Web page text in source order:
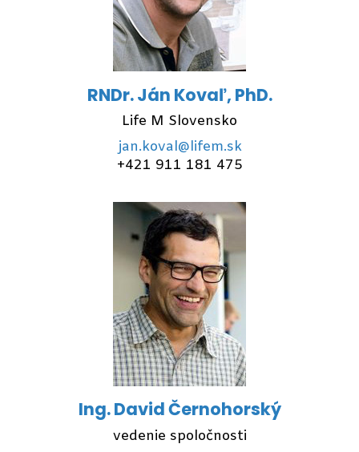
RNDr. Ján Kovaľ, PhD.
Life M Slovensko
jan.koval@lifem.sk
+421 911 181 475
Ing. David Černohorský
vedenie spoločnosti